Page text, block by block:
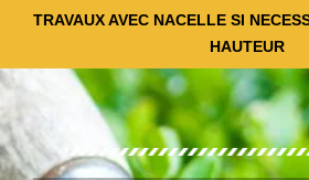
TRAVAUX AVEC NACELLE SI
HAUTEUR